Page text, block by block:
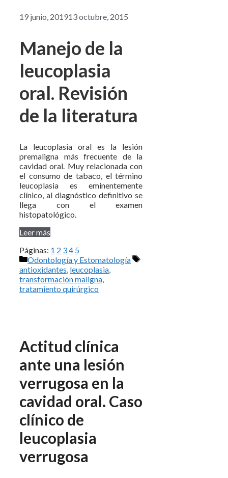
19 junio, 201913 octubre, 2015
Manejo de la
leucoplasia
oral. Revisión
de la literatura
La leucoplasia oral es la lesión
premaligna más frecuente de la
cavidad oral. Muy relacionada con
el consumo de tabaco, el término
leucoplasia es eminentemente
clínico, al diagnóstico definitivo se
llega con el examen
histopatológico.
Leer más
Páginas: 1 2 34 5
Categorías
Odontología y Estomatología
Etiquetas
antioxidantes, leucoplasia,
transformación maligna,
tratamiento quirúrgico
Actitud clínica
ante una lesión
verrugosa en la
cavidad oral. Caso
clínico de
leucoplasia
verrugosa